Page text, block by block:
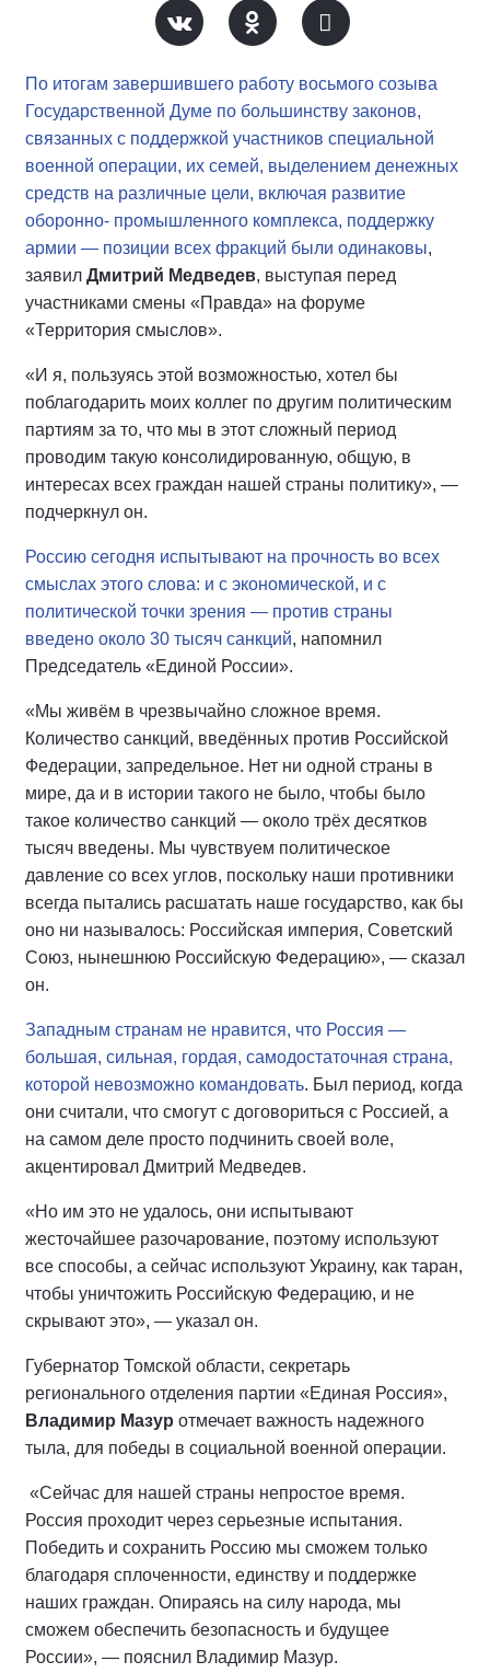
По итогам завершившего работу восьмого созыва
Государственной Думе по большинству законов,
связанных с поддержкой участников специальной
военной операции, их семей, выделением денежных
средств на различные цели, включая развитие
оборонно- промышленного комплекса, поддержку
армии — позиции всех фракций были одинаковы,
заявил Дмитрий Медведев, выступая перед
участниками смены «Правда» на форуме
«Территория смыслов».
«И я, пользуясь этой возможностью, хотел бы
поблагодарить моих коллег по другим политическим
партиям за то, что мы в этот сложный период
проводим такую консолидированную, общую, в
интересах всех граждан нашей страны политику», —
подчеркнул он.
Россию сегодня испытывают на прочность во всех
смыслах этого слова: и с экономической, и с
политической точки зрения — против страны
введено около 30 тысяч санкций, напомнил
Председатель «Единой России».
«Мы живём в чрезвычайно сложное время.
Количество санкций, введённых против Российской
Федерации, запредельное. Нет ни одной страны в
мире, да и в истории такого не было, чтобы было
такое количество санкций — около трёх десятков
тысяч введены. Мы чувствуем политическое
давление со всех углов, поскольку наши противники
всегда пытались расшатать наше государство, как бы
оно ни называлось: Российская империя, Советский
Союз, нынешнюю Российскую Федерацию», — сказал
он.
Западным странам не нравится, что Россия —
большая, сильная, гордая, самодостаточная страна,
которой невозможно командовать. Был период, когда
они считали, что смогут с договориться с Россией, а
на самом деле просто подчинить своей воле,
акцентировал Дмитрий Медведев.
«Но им это не удалось, они испытывают
жесточайшее разочарование, поэтому используют
все способы, а сейчас используют Украину, как таран,
чтобы уничтожить Российскую Федерацию, и не
скрывают это», — указал он.
Губернатор Томской области, секретарь
регионального отделения партии «Единая Россия»,
Владимир Мазур отмечает важность надежного
тыла, для победы в социальной военной операции.
«Сейчас для нашей страны непростое время.
Россия проходит через серьезные испытания.
Победить и сохранить Россию мы сможем только
благодаря сплоченности, единству и поддержке
наших граждан. Опираясь на силу народа, мы
сможем обеспечить безопасность и будущее
России», — пояснил Владимир Мазур.